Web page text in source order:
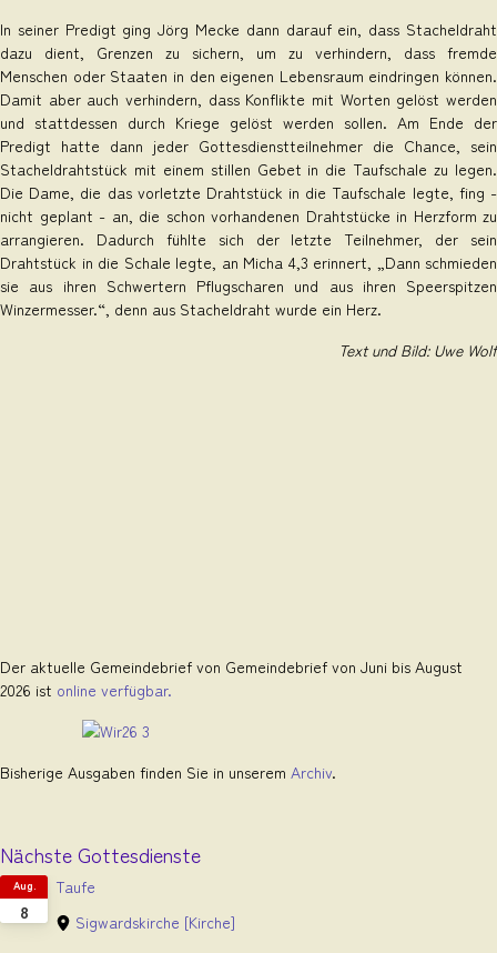
In seiner Predigt ging Jörg Mecke dann darauf ein, dass Stacheldraht
dazu dient, Grenzen zu sichern, um zu verhindern, dass fremde
Menschen oder Staaten in den eigenen Lebensraum eindringen können.
Damit aber auch verhindern, dass Konflikte mit Worten gelöst werden
und stattdessen durch Kriege gelöst werden sollen. Am Ende der
Predigt hatte dann jeder Gottesdienstteilnehmer die Chance, sein
Stacheldrahtstück mit einem stillen Gebet in die Taufschale zu legen.
Die Dame, die das vorletzte Drahtstück in die Taufschale legte, fing -
nicht geplant - an, die schon vorhandenen Drahtstücke in Herzform zu
arrangieren. Dadurch fühlte sich der letzte Teilnehmer, der sein
Drahtstück in die Schale legte, an Micha 4,3 erinnert, „Dann schmieden
sie aus ihren Schwertern Pflugscharen und aus ihren Speerspitzen
Winzermesser.“, denn aus Stacheldraht wurde ein Herz.
Text und Bild: Uwe Wolf
Der aktuelle Gemeindebrief von Gemeindebrief von Juni bis August
2026 ist online verfügbar.
Bisherige Ausgaben finden Sie in unserem Archiv.
Nächste Gottesdienste
8
Aug.
Taufe
Sigwardskirche [Kirche]